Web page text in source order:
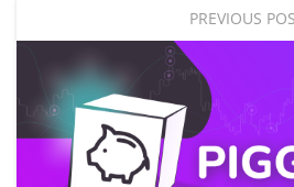
PREVIOUS